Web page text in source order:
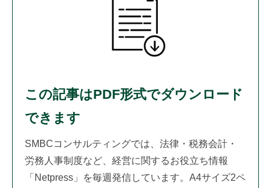
この記事はPDF形式でダウンロード
できます
SMBCコンサルティングでは、法律・税務会計・
労務人事制度など、経営に関するお役立ち情報
「Netpress」を毎週発信しています。A4サイズ2ペ